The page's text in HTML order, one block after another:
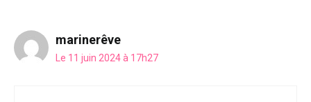
marinerêve
Le 11 juin 2024 à 17h27